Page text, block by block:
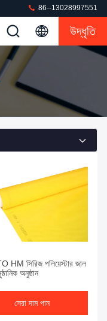
86--13028997551
উদ্ধৃতি
HM সিরিজ পলিয়েস্টার জাল
অনুষ্ঠান
সেরা দাম পান